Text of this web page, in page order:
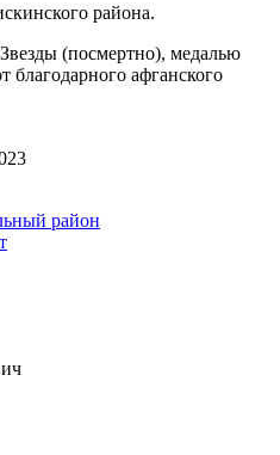
района.
(посмертно), медалью
благодарного афганского
район